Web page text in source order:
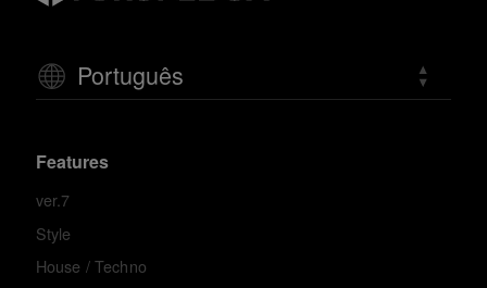
Português
Features
ver.7
Style
House / Techno